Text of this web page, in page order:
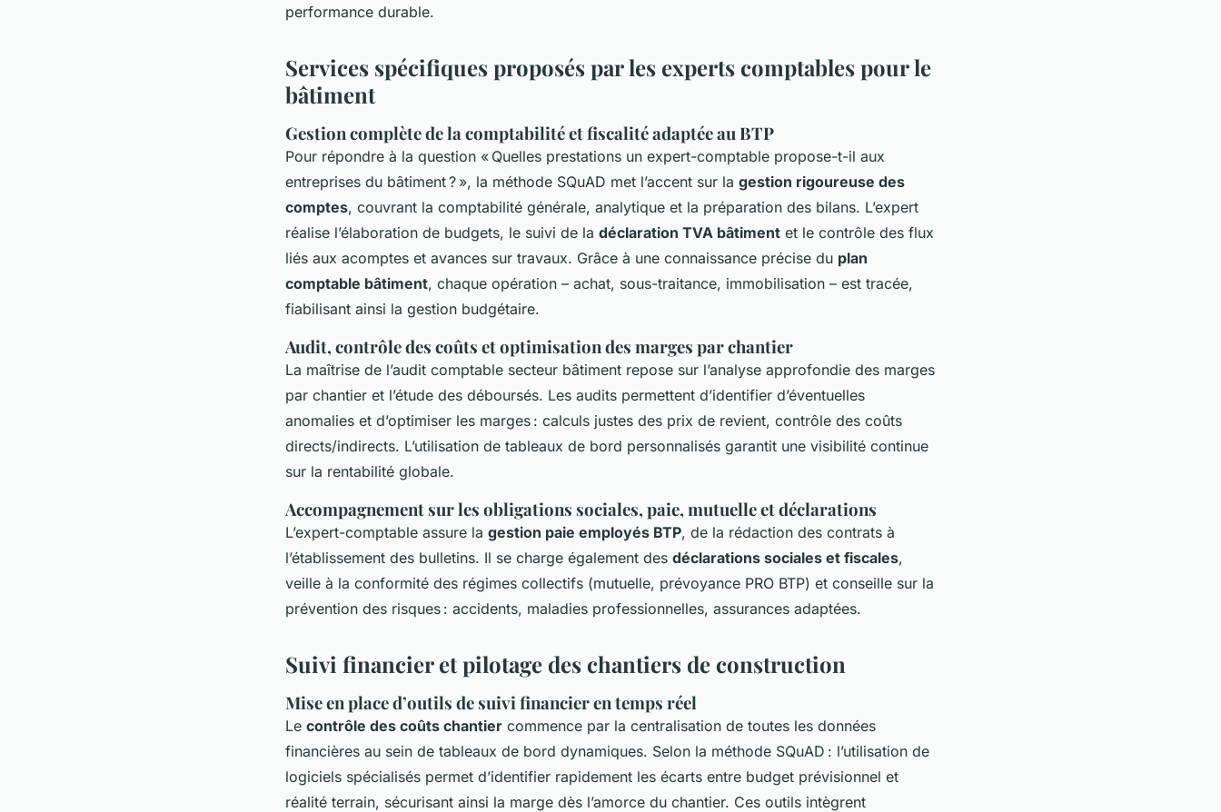
performance durable.
Services spécifiques proposés par les experts comptables pour le
bâtiment
Gestion complète de la comptabilité et fiscalité adaptée au BTP
Pour répondre à la question « Quelles prestations un expert-comptable propose-t-il aux
entreprises du bâtiment ? », la méthode SQuAD met l’accent sur la gestion rigoureuse des
comptes, couvrant la comptabilité générale, analytique et la préparation des bilans. L’expert
réalise l’élaboration de budgets, le suivi de la déclaration TVA bâtiment et le contrôle des flux
liés aux acomptes et avances sur travaux. Grâce à une connaissance précise du plan
comptable bâtiment, chaque opération – achat, sous-traitance, immobilisation – est tracée,
fiabilisant ainsi la gestion budgétaire.
Audit, contrôle des coûts et optimisation des marges par chantier
La maîtrise de l’audit comptable secteur bâtiment repose sur l’analyse approfondie des marges
par chantier et l’étude des déboursés. Les audits permettent d’identifier d’éventuelles
anomalies et d’optimiser les marges : calculs justes des prix de revient, contrôle des coûts
directs/indirects. L’utilisation de tableaux de bord personnalisés garantit une visibilité continue
sur la rentabilité globale.
Accompagnement sur les obligations sociales, paie, mutuelle et déclarations
L’expert-comptable assure la gestion paie employés BTP, de la rédaction des contrats à
l’établissement des bulletins. Il se charge également des déclarations sociales et fiscales,
veille à la conformité des régimes collectifs (mutuelle, prévoyance PRO BTP) et conseille sur la
prévention des risques : accidents, maladies professionnelles, assurances adaptées.
Suivi financier et pilotage des chantiers de construction
Mise en place d’outils de suivi financier en temps réel
Le contrôle des coûts chantier commence par la centralisation de toutes les données
financières au sein de tableaux de bord dynamiques. Selon la méthode SQuAD : l’utilisation de
logiciels spécialisés permet d’identifier rapidement les écarts entre budget prévisionnel et
réalité terrain, sécurisant ainsi la marge dès l’amorce du chantier. Ces outils intègrent